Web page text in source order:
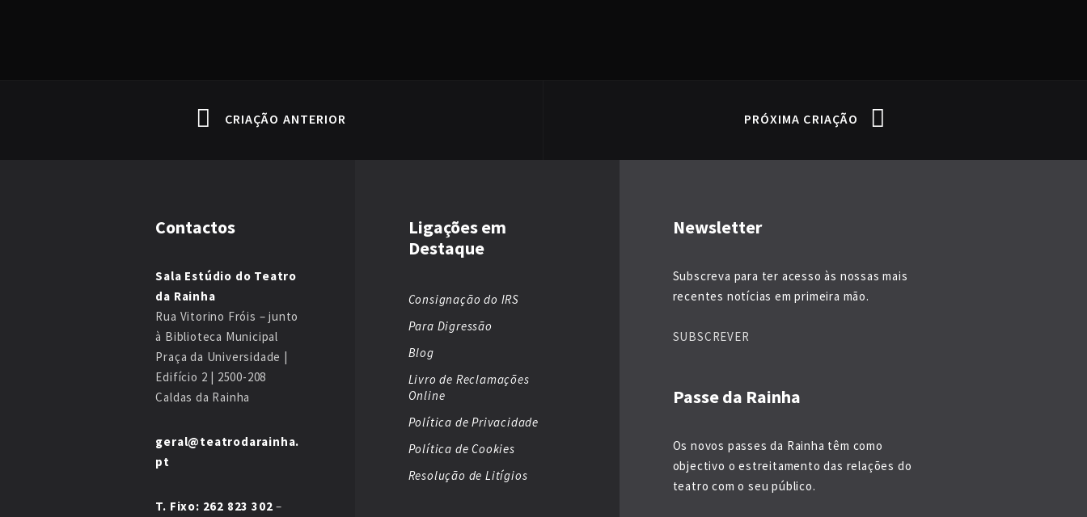
CRIAÇÃO ANTERIOR PRÓXIMA CRIAÇÃO
Contactos
Sala Estúdio do Teatro
da Rainha
Rua Vitorino Fróis – junto
à Biblioteca Municipal
Praça da Universidade |
Edifício 2 | 2500-208
Caldas da Rainha
geral@teatrodarainha.
pt
T. Fixo: 262 823 302 –
Ligações em
Destaque
Consignação do IRS
Para Digressão
Blog
Livro de Reclamações
Online
Política de Privacidade
Política de Cookies
Resolução de Litígios
Newsletter
Subscreva para ter acesso às nossas mais
recentes notícias em primeira mão.
SUBSCREVER
Passe da Rainha
Os novos passes da Rainha têm como
objectivo o estreitamento das relações do
teatro com o seu público.